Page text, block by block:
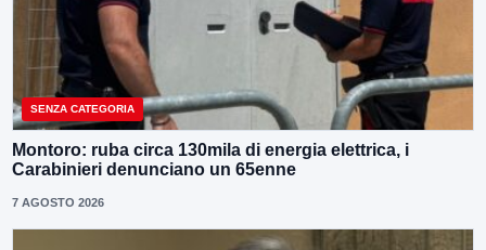
SENZA CATEGORIA
Montoro: ruba circa 130mila di energia elettrica, i
Carabinieri denunciano un 65enne
7 AGOSTO 2026